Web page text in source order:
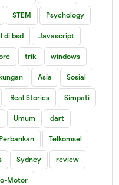
STEM Psychology
di bsd Javascript
trik windows
Asia Sosial
Real Stories Simpati
Umum dart
Telkomsel
Sydney review
Motor